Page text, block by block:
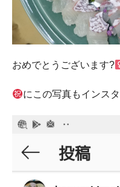
おめでとうございます?‍
にこの写真もインス